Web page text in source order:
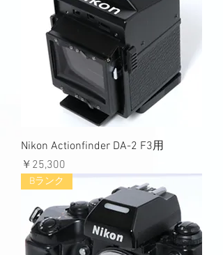
Nikon Actionfinder DA-2 F3用
価格
￥25,300
Bランク